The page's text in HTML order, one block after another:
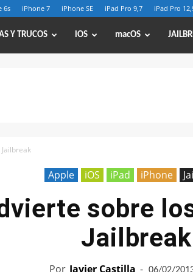
6s iPhone 7 iPhone SE iPad Pro 9,7 iPad Pro
Y TRUCOS iOS macOS
Apple iOS iPad iPhone
sobre
Jailbreak
Por Javier Castilla -